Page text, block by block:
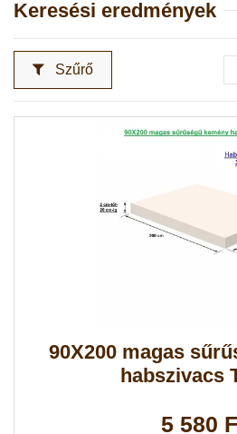
Keresési eredmények
Szűrő
90X200 magas
habszivacs
5 580